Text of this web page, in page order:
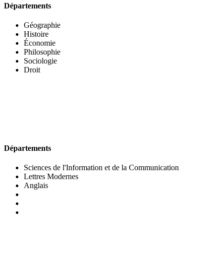
Départements
Géographie
Histoire
Économie
Philosophie
Sociologie
Droit
Départements
Sciences de l'Information et de la Communication
Lettres Modernes
Anglais